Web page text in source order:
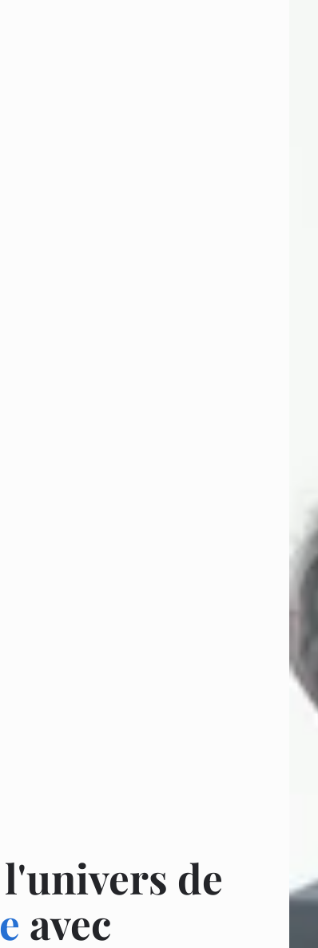
de
avec